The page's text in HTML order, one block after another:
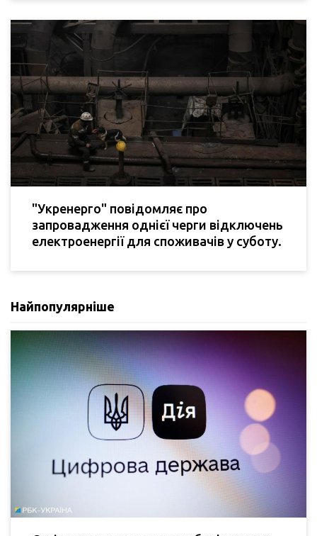
"Укренерго" повідомляє про
запровадження однієї черги відключень
електроенергії для споживачів у суботу.
Найпопулярніше